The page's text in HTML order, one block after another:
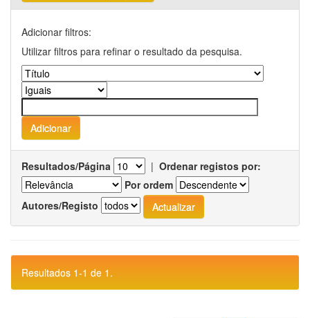
Adicionar filtros:
Utilizar filtros para refinar o resultado da pesquisa.
Resultados/Página | Ordenar registos por:
Por ordem
Autores/Registo
Resultados 1-1 de 1.